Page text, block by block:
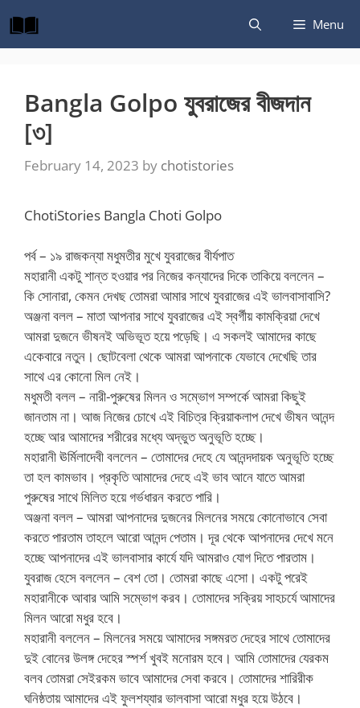
to
content
Menu
Bangla Golpo যুবরাজের বীজদান
[৩]
February 14, 2023 by chotistories
ChotiStories Bangla Choti Golpo
পর্ব – ১৯ রাজকন্যা মধুমতীর মুখে যুবরাজের বীর্যপাত
মহারানী একটু শান্ত হওয়ার পর নিজের কন্যাদের দিকে তাকিয়ে বললেন –
কি সোনারা, কেমন দেখছ তোমরা আমার সাথে যুবরাজের এই ভালবাসাবাসি?
অঞ্জনা বলল – মাতা আপনার সাথে যুবরাজের এই স্বর্গীয় কামক্রিয়া দেখে
আমরা দুজনে ভীষনই অভিভূত হয়ে পড়েছি। এ সকলই আমাদের কাছে
একেবারে নতুন। ছোটবেলা থেকে আমরা আপনাকে যেভাবে দেখেছি তার
সাথে এর কোনো মিল নেই।
মধুমতী বলল – নারী-পুরুষের মিলন ও সম্ভোগ সম্পর্কে আমরা কিছুই
জানতাম না। আজ নিজের চোখে এই বিচিত্র ক্রিয়াকলাপ দেখে ভীষন আনন্দ
হচ্ছে আর আমাদের শরীরের মধ্যে অদ্ভুত অনুভূতি হচ্ছে।
মহারানী ঊর্মিলাদেবী বললেন – তোমাদের দেহে যে আনন্দদায়ক অনুভূতি হচ্ছে
তা হল কামভাব। প্রকৃতি আমাদের দেহে এই ভাব আনে যাতে আমরা
পুরুষের সাথে মিলিত হয়ে গর্ভধারন করতে পারি।
অঞ্জনা বলল – আমরা আপনাদের দুজনের মিলনের সময়ে কোনোভাবে সেবা
করতে পারতাম তাহলে আরো আনন্দ পেতাম। দূর থেকে আপনাদের দেখে মনে
হচ্ছে আপনাদের এই ভালবাসার কার্যে যদি আমরাও যোগ দিতে পারতাম।
যুবরাজ হেসে বললেন – বেশ তো। তোমরা কাছে এসো। একটু পরেই
মহারানীকে আবার আমি সম্ভোগ করব। তোমাদের সক্রিয় সাহচর্যে আমাদের
মিলন আরো মধুর হবে।
মহারানী বললেন – মিলনের সময়ে আমাদের সঙ্গমরত দেহের সাথে তোমাদের
দুই বোনের উলঙ্গ দেহের স্পর্শ খুবই মনোরম হবে। আমি তোমাদের যেরকম
বলব তোমরা সেইরকম ভাবে আমাদের সেবা করবে। তোমাদের শারিরীক
ঘনিষ্ঠতায় আমাদের এই ফুলশয্যার ভালবাসা আরো মধুর হয়ে উঠবে।